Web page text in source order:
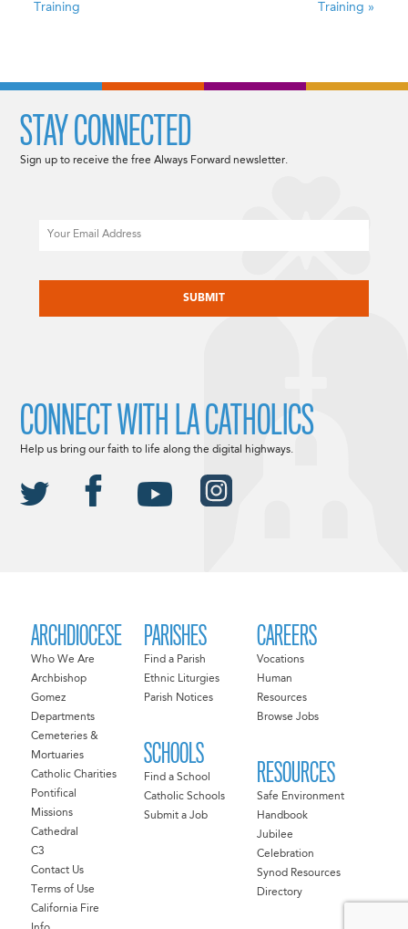
Training
Training »
ARCHDIOCESE
Who We Are
Archbishop
Gomez
Departments
Cemeteries &
Mortuaries
Catholic Charities
Pontifical
Missions
Cathedral
C3
Contact Us
Terms of Use
California Fire
PARISHES
Find a Parish
Ethnic Liturgies
Parish Notices
SCHOOLS
Find a School
Catholic Schools
Submit a Job
CAREERS
Vocations
Human
Resources
Browse Jobs
RESOURCES
Safe Environment
Handbook
Jubilee
Celebration
Synod Resources
Directory
STAY CONNECTED
Sign up to receive the free Always Forward newsletter.
CONNECT WITH LA CATHOLICS
Help us bring our faith to life along the digital highways.